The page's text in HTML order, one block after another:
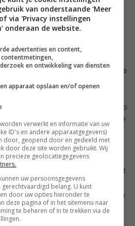
tv is
brengt diverse
Magic Link. Hiermee maakt LG het
informatie over het programma, de
het kijken bent op te zoeken. Een
dat je informatie over de cast,
en nog meer te zien krijgt. Op
is ook een speciale knop voor deze
LG naar Nederland komen en wat
is nog niet bekend. Wel weten
ieder geval een 55-inch versie van
op zijn dunste punt maar 6.9mm
line-up bekendgemaakt is
van onderstaande 'Meer
via 'Privacy instellingen
onderaan de website.
advertenties en content,
en ontwikkeling van diensten
apparaat opslaan en/of openen
verwerkt en informatie van uw
ID's en andere apparaatgegevens)
door, geopend door en gedeeld met
door deze site worden gebruikt. Wij
precieze geolocatiegegevens
uw persoonsgegevens
belang. U kunt
door uw opties hieronder te
deze pagina of in het sitemenu naar
te beheren of in te trekken via de